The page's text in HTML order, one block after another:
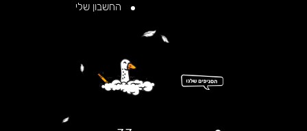
החשבון שלי